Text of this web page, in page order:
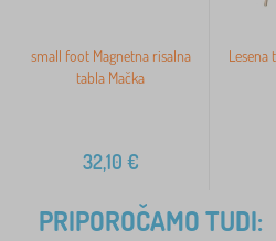
small foot Magnetna risalna
tabla Mačka
32,10 €
Lesena
PRIPOROČAMO TUDI: